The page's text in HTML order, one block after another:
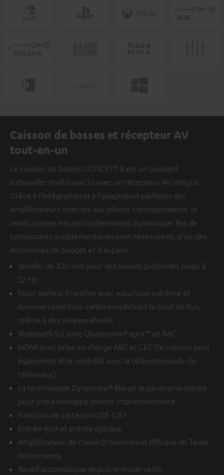
Caisson de basses et récepteur AV
tout-en-un
Le caisson de basses CONCEPT 8 est un puissant
subwoofer multicanal 5.1 avec un récepteur AV intégré.
Grâce à l'intégration et à l'adaptation parfaites des
amplificateurs internes aux pilotes correspondants, le
rendu sonore est particulièrement dynamique. Pas de
composants supplémentaires sont nécessaires, d'où des
économies de budget et d'espace.
Woofer de 300 mm pour des basses profondes jusqu'à
22 Hz
Haut-parleur Frontfire avec excursion extrême et
énorme canal bass-reflex empêchant le bruit de flux,
même à des niveaux élevés
Bluetooth 5.0 avec Qualcomm® aptX™ et AAC
HDMI avec prise en charge ARC et CEC (le volume peut
également être contrôlé avec la télécommande du
téléviseur)
La technologie Dynamore® élargit le panorama stéréo
pour une enveloppe sonore impressionnante
Fonction de carte son USB-C 5.1
Entrée AUX et entrée optique
Amplificateur de classe D hautement efficace de Texas
Instruments
Réveil automatique depuis le mode veille